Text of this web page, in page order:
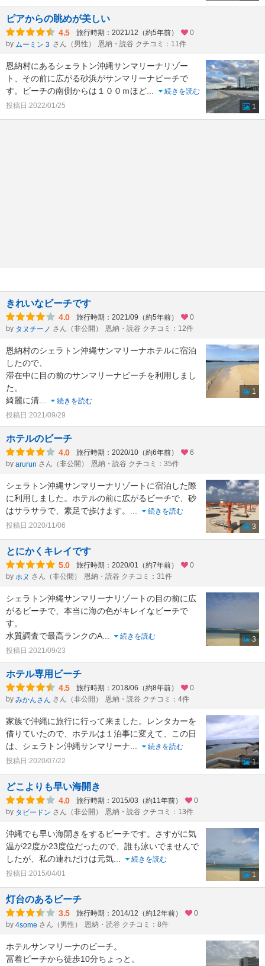
ピアからの眺めが美しい
4.5 旅行時期：2021/12（約5年前）
0
by ムーミン３ さん（男性） 恩納・読谷 クチコミ：11件
恩納村にあるシェラトン沖縄サンマリーナリゾー
ト、その前に広がる砂浜がサンマリーナビーチで
す。ビーチの南側からは１００ｍほど...
続きを読む
投稿日:2022/01/25
1
きれいなビーチです
4.0 旅行時期：2021/09（約5年前）
0
by タヌチーノ さん（非公開） 恩納・読谷 クチコミ：12件
恩納村のシェラトン沖縄サンマリーナホテルに宿泊
したので、
滞在中に目の前のサンマリーナビーチを利用しまし
た。
綺麗に清...
続きを読む
投稿日:2021/09/29
1
ホテルのビーチ
4.0 旅行時期：2020/10（約6年前）
6
by arurun さん（非公開） 恩納・読谷 クチコミ：35件
シェラトン沖縄サンマリーナリゾートに宿泊した際
に利用しました。ホテルの前に広がるビーチで、砂
はサラサラで、素足で歩けます。 ...
続きを読む
投稿日:2020/11/06
3
とにかくキレイです
5.0 旅行時期：2020/01（約7年前）
0
by ホヌ さん（非公開） 恩納・読谷 クチコミ：31件
シェラトン沖縄サンマリーナリゾートの目の前に広
がるビーチで、本当に海の色がキレイなビーチで
す。
水質調査で最高ランクのA...
続きを読む
投稿日:2021/09/23
3
ホテル専用ビーチ
4.5 旅行時期：2018/06（約8年前）
0
by みかんさん さん（非公開） 恩納・読谷 クチコミ：4件
家族で沖縄に旅行に行って来ました。レンタカーを
借りていたので、ホテルは１泊事に変えて、この日
は、シェラトン沖縄サンマリーナ...
続きを読む
投稿日:2020/07/22
1
どこよりも早い海開き
4.0 旅行時期：2015/03（約11年前）
0
by タビードン さん（非公開） 恩納・読谷 クチコミ：13件
沖縄でも早い海開きをするビーチです。さすがに気
温が22度か23度位だったので、誰も泳いでませんで
したが、私の連れだけは元気...
続きを読む
投稿日:2015/04/01
1
灯台のあるビーチ
3.5 旅行時期：2014/12（約12年前）
0
by 4some さん（男性） 恩納・読谷 クチコミ：8件
ホテルサンマリーナのビーチ。
冨着ビーチから徒歩10分ちょっと。